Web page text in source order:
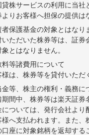
貸株サービスの利用に当
よりお客様へ担保の提供
者保護基金の対象とはなり
いただいた株券等は、証
とはなりません。
料等諸費用について
様は、株券等を貸付いた
金等、株主の権利・義務に
期間中、株券等は楽天証
については、発行会社よ
様へ支払われます。また
口座に対象銘柄を返却す